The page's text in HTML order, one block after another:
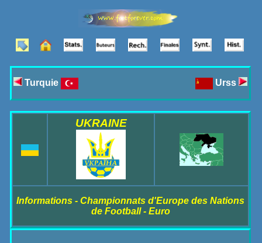
Turquie Urss
UKRAINE
Informations - Championnats d'Europe des Nations
de Football - Euro